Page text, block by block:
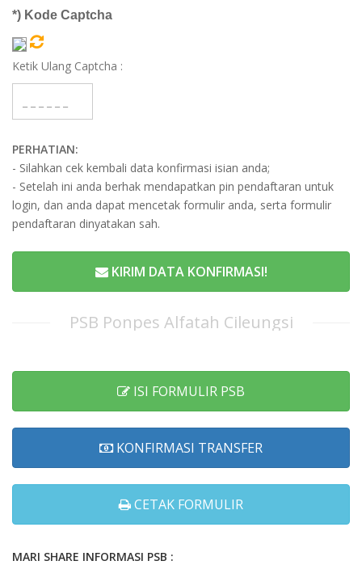
*) Kode Captcha
Ketik Ulang Captcha :
PERHATIAN:
- Silahkan cek kembali data konfirmasi isian anda;
- Setelah ini anda berhak mendapatkan pin pendaftaran untuk
login, dan anda dapat mencetak formulir anda, serta formulir
pendaftaran dinyatakan sah.
KIRIM DATA KONFIRMASI!
PSB Ponpes Alfatah Cileungsi
ISI FORMULIR PSB
KONFIRMASI TRANSFER
CETAK FORMULIR
MARI SHARE INFORMASI PSB :